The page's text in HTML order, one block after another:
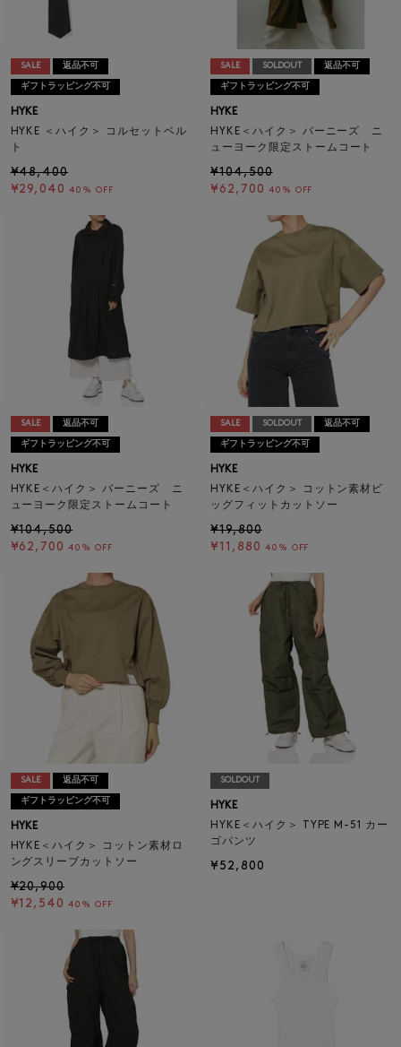
SALE 返品不可
ギフトラッピング不可
HYKE
HYKE ＜ハイク＞ コルセットベル
ト
¥48,400
¥29,040 40% OFF
SALE SOLDOUT 返品不可
ギフトラッピング不可
HYKE
HYKE＜ハイク＞ バーニーズ ニ
ューヨーク限定ストームコート
¥104,500
¥62,700 40% OFF
SALE 返品不可
ギフトラッピング不可
HYKE
HYKE＜ハイク＞ バーニーズ ニ
ューヨーク限定ストームコート
¥104,500
¥62,700 40% OFF
SALE SOLDOUT 返品不可
ギフトラッピング不可
HYKE
HYKE＜ハイク＞ コットン素材ビ
ッグフィットカットソー
¥19,800
¥11,880 40% OFF
SALE 返品不可
ギフトラッピング不可
HYKE
HYKE＜ハイク＞ コットン素材ロ
ングスリーブカットソー
¥20,900
¥12,540 40% OFF
SOLDOUT
HYKE
HYKE＜ハイク＞ TYPE M-51 カー
ゴパンツ
¥52,800